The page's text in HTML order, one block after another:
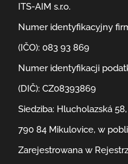
ITS-AIM s.r.o.
Numer identyfikacyjny
(IČO): 083 93 869
Numer identyfikacji
(DIČ): CZ08393869
Siedziba: Hlucholazská 58,
790 84 Mikulovice, w
Zarejestrowana w